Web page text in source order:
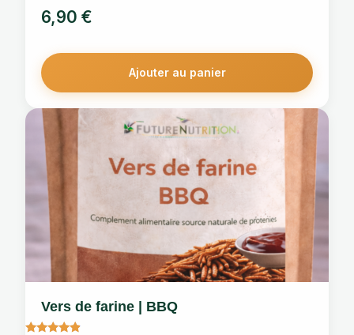
Note
4.67
sur 5
6,90 €
Ajouter au panier
Vers de farine | BBQ